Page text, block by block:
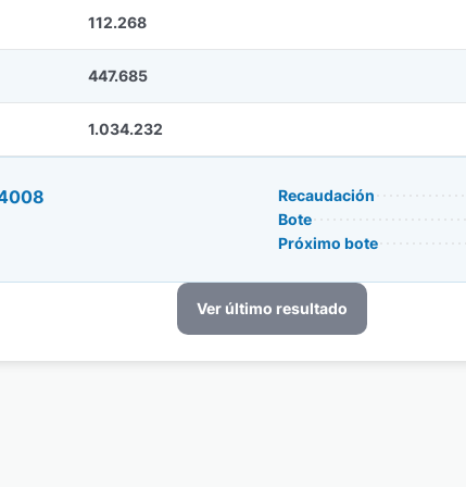
112.268
447.685
1.034.232
Recaudación
Bote
Próximo bote
Ver último resultado